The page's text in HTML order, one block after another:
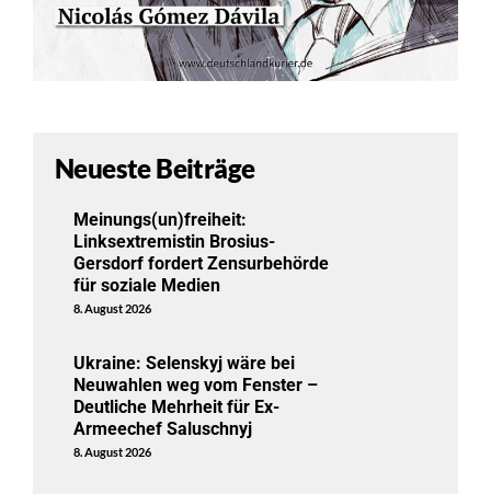
Neueste Beiträge
Meinungs(un)freiheit:
Linksextremistin Brosius-
Gersdorf fordert Zensurbehörde
für soziale Medien
8. August 2026
Ukraine: Selenskyj wäre bei
Neuwahlen weg vom Fenster –
Deutliche Mehrheit für Ex-
Armeechef Saluschnyj
8. August 2026